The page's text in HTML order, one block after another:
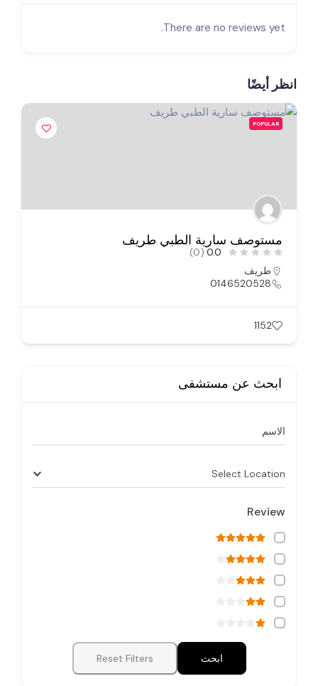
There are no reviews yet.
انظر أيضًا
POPULAR
مستوصف سارية الطبي طريف
0.0
(0)
طريف
0146520528
1152
ابحث عن مستشفى
الاسم
Select Location
Review
ابحث Reset Filters